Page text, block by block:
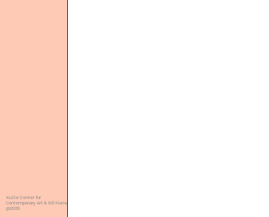
Kulte Center for
Contemporary Art & Editions
@2026